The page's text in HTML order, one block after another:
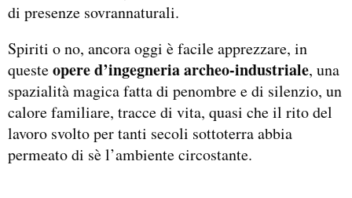
di presenze sovrannaturali.
Spiriti o no, ancora oggi è facile apprezzare, in
questeopere d’ingegneria archeo-industriale, una
spazialità magica fatta di penombre e di silenzio, un
calore familiare, tracce di vita, quasi che il rito del
lavoro svolto per tanti secoli sottoterra abbia
permeato di sè l’ambiente circostante.